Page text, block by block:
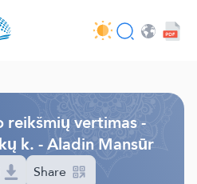
- API
vertimas -
k. - Aladin Mansūr
Share